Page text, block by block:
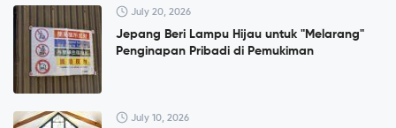
July 20, 2026
Jepang Beri Lampu Hijau untuk "Melarang"
Penginapan Pribadi di Pemukiman
July 10, 2026